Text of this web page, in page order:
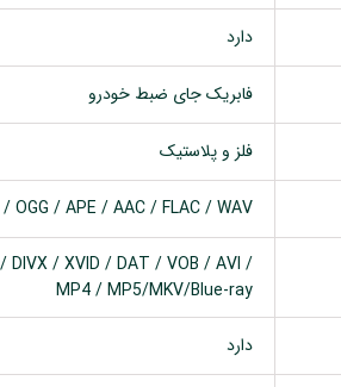
دارد
فابریک جای ضبط خودرو
فلز و پلاستیک
/ APE / AAC / FLAC / WAV
DIVX / XVID / DAT / VOB / AVI /
MP4 / MP5/MKV/Blue-ray
دارد